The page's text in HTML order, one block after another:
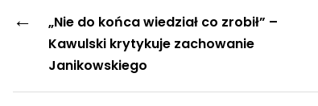
←
„Nie do końca wiedział co zrobił” –
Kawulski krytykuje zachowanie
Janikowskiego